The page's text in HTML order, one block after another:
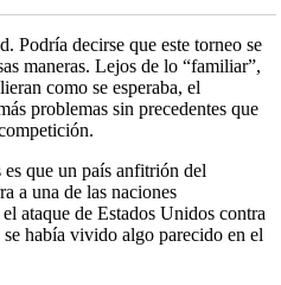
Podría decirse que este torneo se
maneras. Lejos de lo “familiar”,
como se esperaba, el
problemas sin precedentes que
que un país anfitrión del
a una de las naciones
ataque de Estados Unidos contra
había vivido algo parecido en el